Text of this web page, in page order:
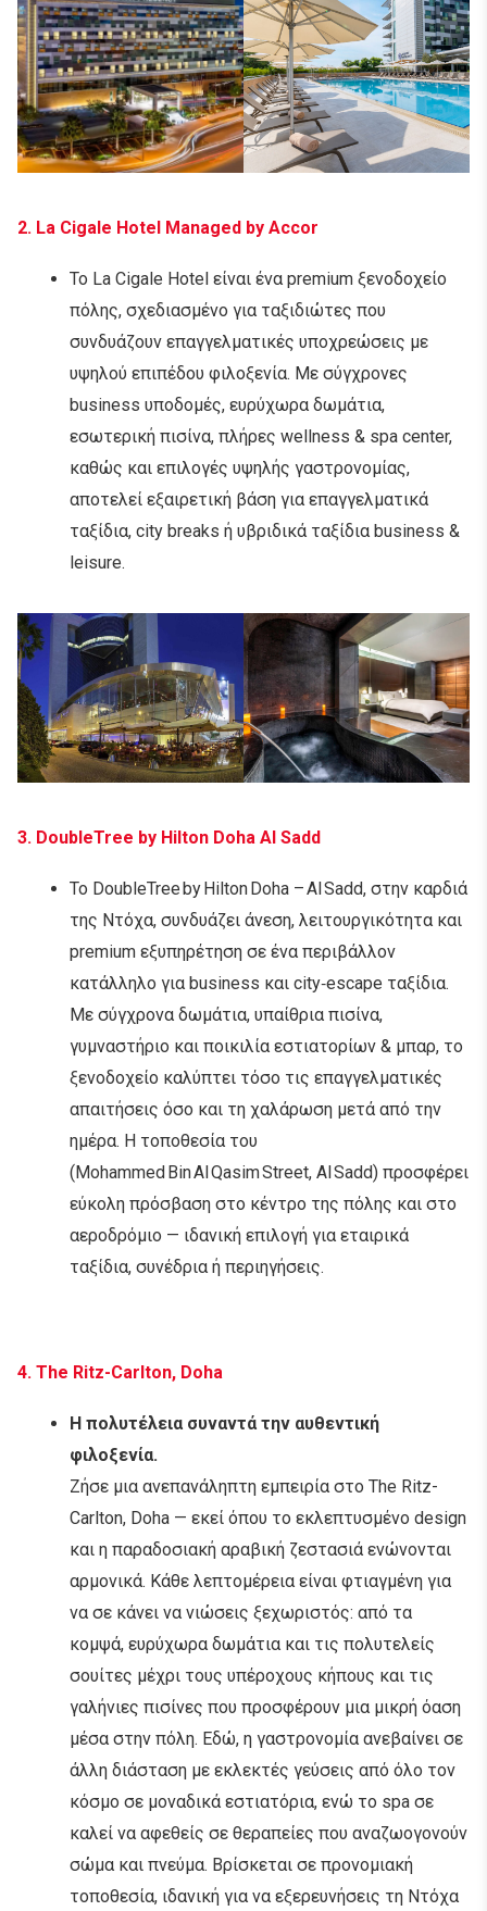
2. La Cigale Hotel Managed by Accor
Το La Cigale Hotel είναι ένα premium ξενοδοχείο
πόλης, σχεδιασμένο για ταξιδιώτες που
συνδυάζουν επαγγελματικές υποχρεώσεις με
υψηλού επιπέδου φιλοξενία. Με σύγχρονες
business υποδομές, ευρύχωρα δωμάτια,
εσωτερική πισίνα, πλήρες wellness & spa center,
καθώς και επιλογές υψηλής γαστρονομίας,
αποτελεί εξαιρετική βάση για επαγγελματικά
ταξίδια, city breaks ή υβριδικά ταξίδια business &
leisure.
3. DoubleTree by Hilton Doha Al Sadd
Το DoubleTree by Hilton Doha – Al Sadd, στην καρδιά
της Ντόχα, συνδυάζει άνεση, λειτουργικότητα και
premium εξυπηρέτηση σε ένα περιβάλλον
κατάλληλο για business και city‑escape ταξίδια.
Με σύγχρονα δωμάτια, υπαίθρια πισίνα,
γυμναστήριο και ποικιλία εστιατορίων & μπαρ, το
ξενοδοχείο καλύπτει τόσο τις επαγγελματικές
απαιτήσεις όσο και τη χαλάρωση μετά από την
ημέρα. Η τοποθεσία του
(Mohammed Bin Al Qasim Street, Al Sadd) προσφέρει
εύκολη πρόσβαση στο κέντρο της πόλης και στο
αεροδρόμιο — ιδανική επιλογή για εταιρικά
ταξίδια, συνέδρια ή περιηγήσεις.
4. The Ritz-Carlton, Doha
Η πολυτέλεια συναντά την αυθεντική
φιλοξενία.
Ζήσε μια ανεπανάληπτη εμπειρία στο The Ritz-
Carlton, Doha — εκεί όπου το εκλεπτυσμένο design
και η παραδοσιακή αραβική ζεστασιά ενώνονται
αρμονικά. Κάθε λεπτομέρεια είναι φτιαγμένη για
να σε κάνει να νιώσεις ξεχωριστός: από τα
κομψά, ευρύχωρα δωμάτια και τις πολυτελείς
σουίτες μέχρι τους υπέροχους κήπους και τις
γαλήνιες πισίνες που προσφέρουν μια μικρή όαση
μέσα στην πόλη. Εδώ, η γαστρονομία ανεβαίνει σε
άλλη διάσταση με εκλεκτές γεύσεις από όλο τον
κόσμο σε μοναδικά εστιατόρια, ενώ το spa σε
καλεί να αφεθείς σε θεραπείες που αναζωογονούν
σώμα και πνεύμα. Βρίσκεται σε προνομιακή
τοποθεσία, ιδανική για να εξερευνήσεις τη Ντόχα